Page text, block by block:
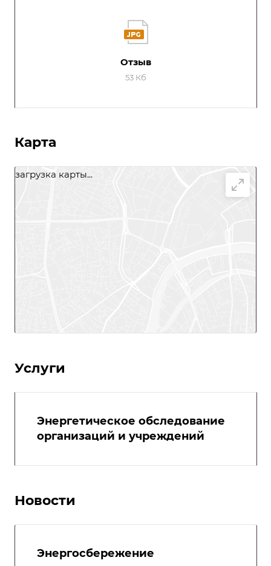
Отзыв
53 Кб
Карта
загрузка карты...
Услуги
Энергетическое обследование
организаций и учреждений
Новости
Энергосбережение